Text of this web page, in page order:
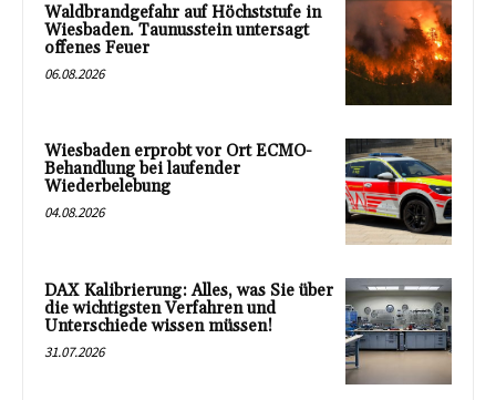
Waldbrandgefahr auf Höchststufe in
Wiesbaden. Taunusstein untersagt
offenes Feuer
06.08.2026
Wiesbaden erprobt vor Ort ECMO-
Behandlung bei laufender
Wiederbelebung
04.08.2026
DAX Kalibrierung: Alles, was Sie über
die wichtigsten Verfahren und
Unterschiede wissen müssen!
31.07.2026